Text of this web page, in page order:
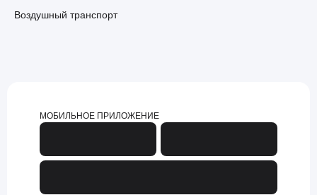
Воздушный транспорт
МОБИЛЬНОЕ ПРИЛОЖЕНИЕ